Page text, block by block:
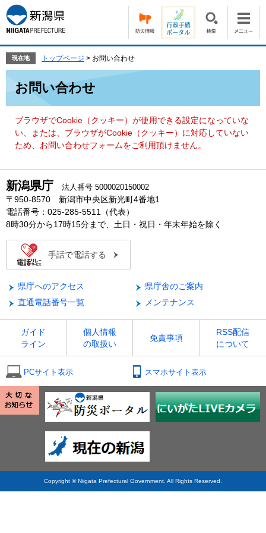
ー
ジ
の
頭
す。
ニ
ュ
ー
飛
て
現在地 トップページ > お問い合わせ
お問い合わせ
ブラウザでCookie（クッキー）が使用できる設定になっていな
い、または、ブラウザがCookie（クッキー）に対応していない
ため、お問い合わせフォームをご利用頂けません。
新潟県庁 法人番号 5000020150002
〒950-8570 新潟市中央区新光町4番地1
電話番号：025-285-5511（代表）
8時30分から17時15分まで、土日・祝日・年末年始を除く
手話で電話する
県庁へのアクセス
県庁舎のご案内
直通電話番号一覧
メンテナンス
ガイド
ライン
個人情報
の取扱い
免責事項
RSS配信
について
PCサイト表示 スマホサイト表示
Copyright © Niigata Prefectural Government. All Rights Reserved.